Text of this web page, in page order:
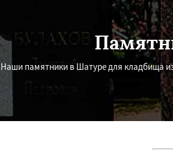
Наши памятники в Шатуре для кладбища